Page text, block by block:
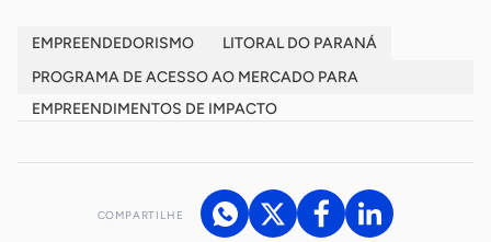
EMPREENDEDORISMO
LITORAL DO PARANÁ
PROGRAMA DE ACESSO AO MERCADO PARA
EMPREENDIMENTOS DE IMPACTO
COMPARTILHE